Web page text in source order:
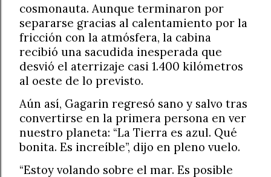
cosmonauta. Aunque terminaron por
separarse gracias al calentamiento por la
fricción con la atmósfera, la cabina
recibió una sacudida inesperada que
desvió el aterrizaje casi 1.400 kilómetros
al oeste de lo previsto.
Aún así, Gagarin regresó sano y salvo tras
convertirse en la primera persona en ver
nuestro planeta: “La Tierra es azul. Qué
bonita. Es increíble”, dijo en pleno vuelo.
“Estoy volando sobre el mar. Es posible